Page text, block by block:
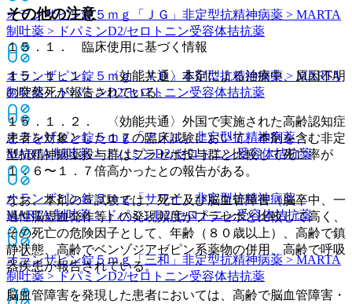
オランザピン錠５ｍｇ「ＪＧ」 非定型抗精神病薬 > MARTA
制吐薬 > ドパミンD2/セロトニン受容体拮抗薬
オランザピン錠５ｍｇ「ＹＤ」 非定型抗精神病薬 > MARTA
制吐薬 > ドパミンD2/セロトニン受容体拮抗薬
オランザピン錠５ｍｇ「アメル」非定型抗精神病薬 >
MARTA 制吐薬 > ドパミンD2/セロトニン受容体拮抗薬
オランザピン錠５ｍｇ「サワイ」非定型抗精神病薬 >
MARTA 制吐薬 > ドパミンD2/セロトニン受容体拮抗薬
オランザピン錠５ｍｇ「三和」 非定型抗精神病薬 > MARTA
制吐薬 > ドパミンD2/セロトニン受容体拮抗薬
その他の注意
１５．１． 臨床使用に基づく情報
１５．１．１． 〈効能共通〉本剤による治療中、原因不明
の突然死が報告されている。
１５．１．２． 〈効能共通〉外国で実施された高齢認知症
患者を対象とした１７の臨床試験において、本剤を含む非定
型抗精神病薬投与群はプラセボ投与群と比較して死亡率が
１．６〜１．７倍高かったとの報告がある。
なお、本剤の５試験では、死亡及び脳血管障害（脳卒中、一
過性脳虚血発作等）の発現頻度がプラセボと比較して高く、
その死亡の危険因子として、年齢（８０歳以上）、高齢で鎮
静状態、高齢でベンゾジアゼピン系薬物の併用、高齢で呼吸
器疾患が報告されている。
脳血管障害を発現した患者においては、高齢で脳血管障害・